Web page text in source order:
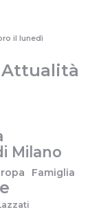
il lunedì
Attualità
Milano
Famiglia